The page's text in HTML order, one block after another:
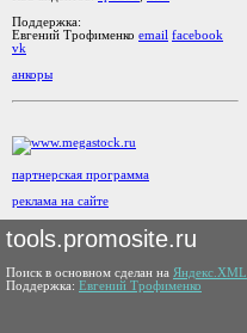
Поддержка:
Евгений Трофименко email facebook
vk
анкоры
партнерская программа
реклама на сайте
tools.promosite.ru
Поиск в основном сделан на Яндекс.XML
Поддержка: Евгений Трофименко